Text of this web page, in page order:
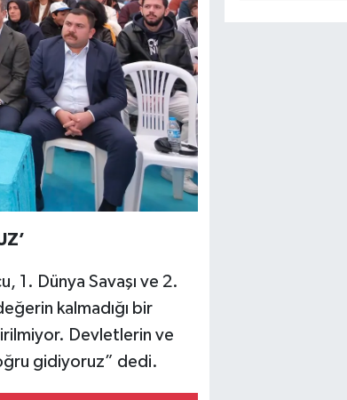
1. Dünya Savaşı ve 2.
kalmadığı bir
Devletlerin ve
gidiyoruz” dedi.